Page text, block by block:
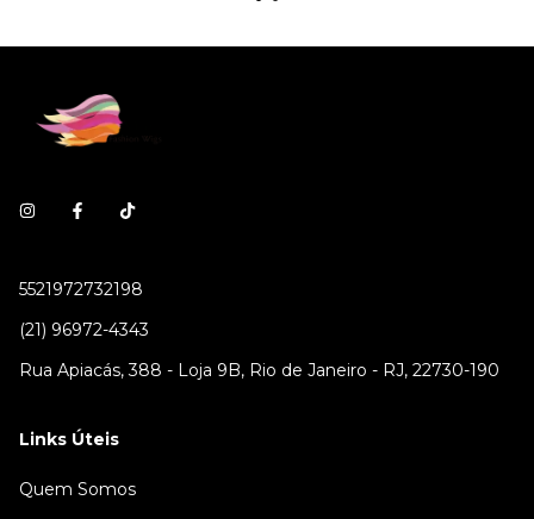
5521972732198
(21) 96972-4343
Rua Apiacás, 388 - Loja 9B, Rio de Janeiro - RJ, 22730-190
Links Úteis
Quem Somos